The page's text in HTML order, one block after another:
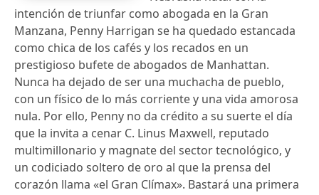
intención de triunfar como abogada en la Gran
Manzana, Penny Harrigan se ha quedado estancada
como chica de los cafés y los recados en un
prestigioso bufete de abogados de Manhattan.
Nunca ha dejado de ser una muchacha de pueblo,
con un físico de lo más corriente y una vida amorosa
nula. Por ello, Penny no da crédito a su suerte el día
que la invita a cenar C. Linus Maxwell, reputado
multimillonario y magnate del sector tecnológico, y
un codiciado soltero de oro al que la prensa del
corazón llama «el Gran Clímax». Bastará una primera